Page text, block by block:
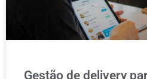
Gestão de delivery